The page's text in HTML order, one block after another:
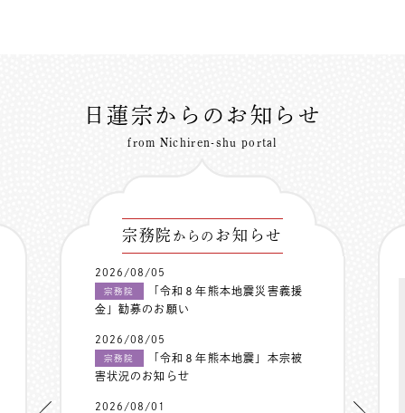
日蓮宗からのお知らせ
from Nichiren-shu portal
宗務院 からの お知らせ
2026/08/05
宗務院
「令和８年熊本地震災害義援
金」勧募のお願い
2026/08/05
宗務院
「令和８年熊本地震」本宗被
害状況のお知らせ
2026/08/01